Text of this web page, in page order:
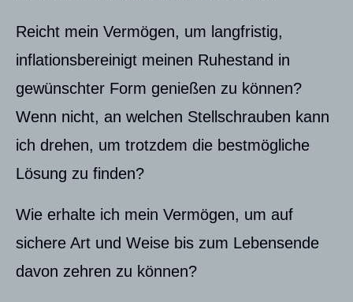
Reicht mein Vermögen, um langfristig,
inflationsbereinigt meinen Ruhestand in
gewünschter Form genießen zu können?
Wenn nicht, an welchen Stellschrauben kann
ich drehen, um trotzdem die bestmögliche
Lösung zu finden?
Wie erhalte ich mein Vermögen, um auf
sichere Art und Weise bis zum Lebensende
davon zehren zu können?